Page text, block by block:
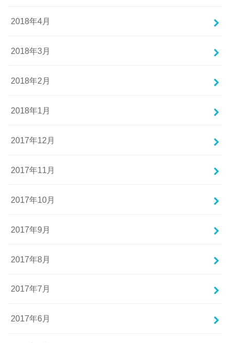
2018年4月
2018年3月
2018年2月
2018年1月
2017年12月
2017年11月
2017年10月
2017年9月
2017年8月
2017年7月
2017年6月